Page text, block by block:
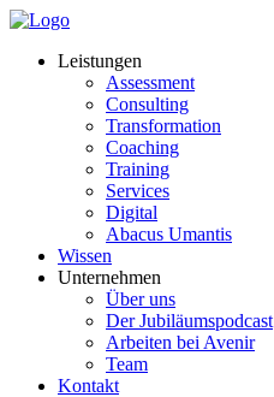
Leistungen
Assessment
Consulting
Transformation
Coaching
Training
Services
Digital
Abacus Umantis
Wissen
Unternehmen
Über uns
Der Jubiläumspodcast
Arbeiten bei Avenir
Team
Kontakt